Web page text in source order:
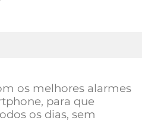
os melhores alarmes
para que
os dias, sem